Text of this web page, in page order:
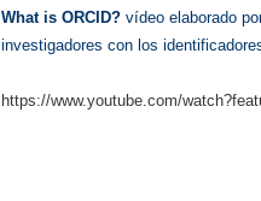
What is ORCID? vídeo elaborado
investigadores con los
https://www.youtube.com/